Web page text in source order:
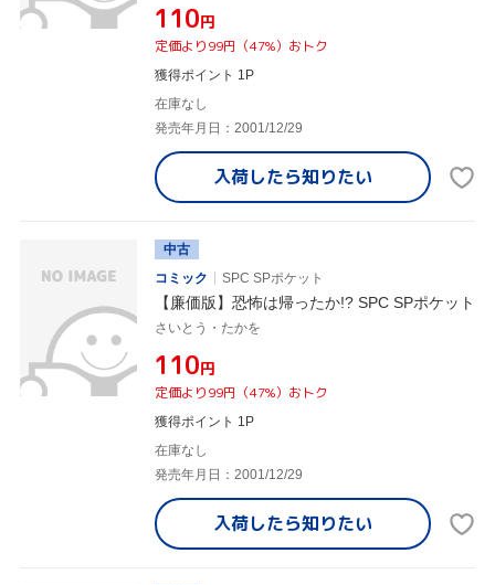
¥110円
定価より99円（47%）おトク
獲得ポイント 1P
在庫なし
発売年月日：2001/12/29
入荷したら知りたい
中古
コミック
SPC SPポケット
【廉価版】恐怖は帰ったか!? SPC SPポケット
さいとう・たかを
¥110円
定価より99円（47%）おトク
獲得ポイント 1P
在庫なし
発売年月日：2001/12/29
入荷したら知りたい